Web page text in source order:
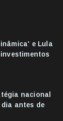
e Lula
nacional
antes de